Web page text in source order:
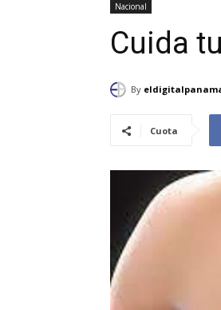
Nacional
Cuida
By
Cuota